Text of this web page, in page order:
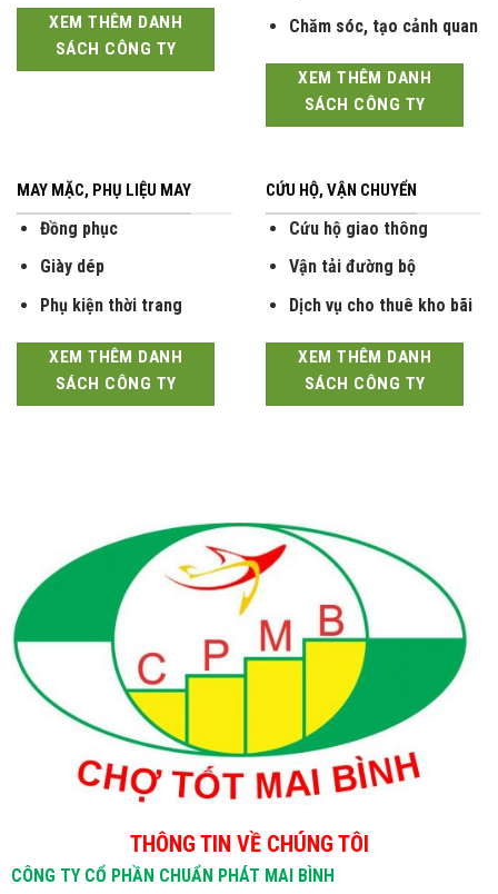
XEM THÊM DANH
SÁCH CÔNG TY
Chăm sóc, tạo cảnh quan
XEM THÊM DANH
SÁCH CÔNG TY
MAY MẶC, PHỤ LIỆU MAY
Đồng phục
Giày dép
Phụ kiện thời trang
XEM THÊM DANH
SÁCH CÔNG TY
CỨU HỘ, VẬN CHUYỂN
Cứu hộ giao thông
Vận tải đường bộ
Dịch vụ cho thuê kho bãi
XEM THÊM DANH
SÁCH CÔNG TY
THÔNG TIN VỀ CHÚNG TÔI
CÔNG TY CỔ PHẦN CHUẨN PHÁT MAI BÌNH